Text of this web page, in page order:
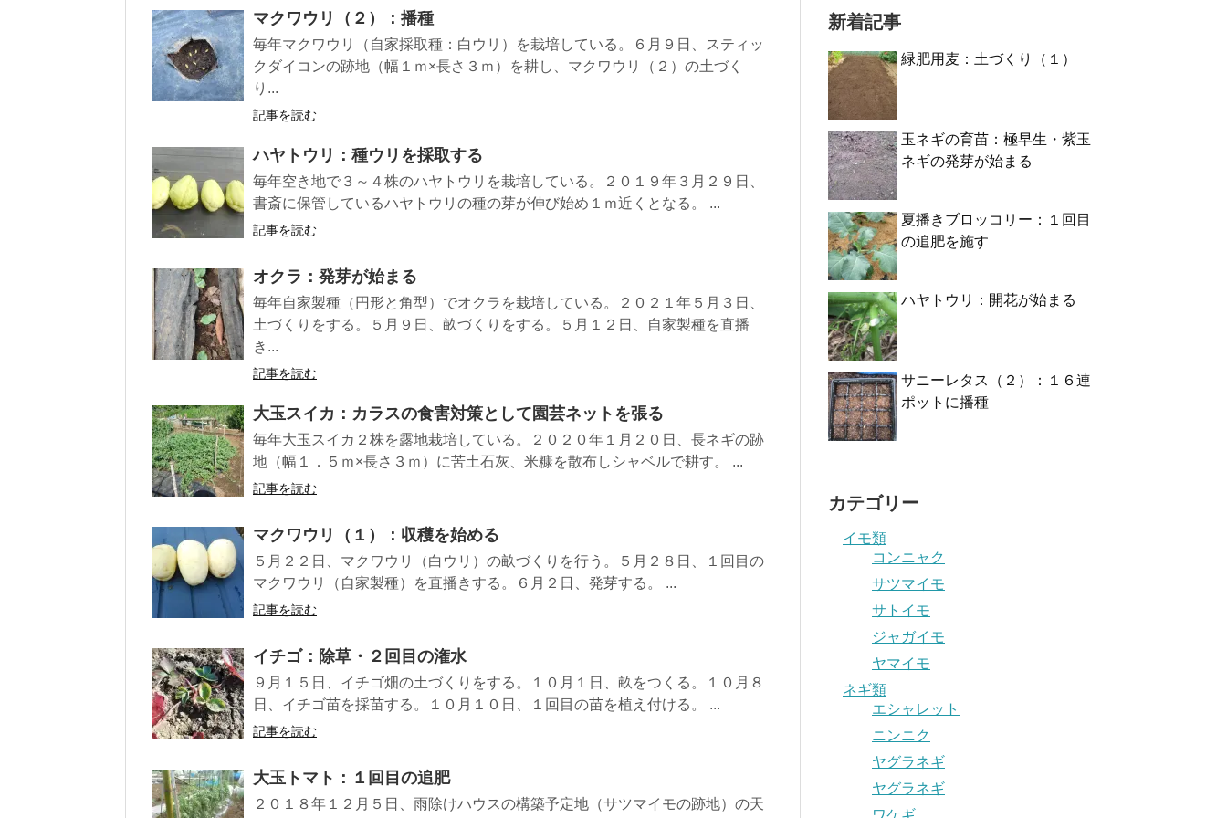
マクワウリ（２）：播種
毎年マクワウリ（自家採取種：白ウリ）を栽培している。６月９日、スティッ
クダイコンの跡地（幅１ｍ×長さ３ｍ）を耕し、マクワウリ（２）の土づく
り...
記事を読む
ハヤトウリ：種ウリを採取する
毎年空き地で３～４株のハヤトウリを栽培している。２０１９年３月２９日、
書斎に保管しているハヤトウリの種の芽が伸び始め１ｍ近くとなる。 ...
記事を読む
オクラ：発芽が始まる
毎年自家製種（円形と角型）でオクラを栽培している。２０２１年５月３日、
土づくりをする。５月９日、畝づくりをする。５月１２日、自家製種を直播
き...
記事を読む
大玉スイカ：カラスの食害対策として園芸ネットを張る
毎年大玉スイカ２株を露地栽培している。２０２０年１月２０日、長ネギの跡
地（幅１．５ｍ×長さ３ｍ）に苦土石灰、米糠を散布しシャベルで耕す。 ...
記事を読む
マクワウリ（１）：収穫を始める
５月２２日、マクワウリ（白ウリ）の畝づくりを行う。５月２８日、１回目の
マクワウリ（自家製種）を直播きする。６月２日、発芽する。 ...
記事を読む
イチゴ：除草・２回目の潅水
９月１５日、イチゴ畑の土づくりをする。１０月１日、畝をつくる。１０月８
日、イチゴ苗を採苗する。１０月１０日、１回目の苗を植え付ける。 ...
記事を読む
大玉トマト：１回目の追肥
２０１８年１２月５日、雨除けハウスの構築予定地（サツマイモの跡地）の天
新着記事
緑肥用麦：土づくり（１）
玉ネギの育苗：極早生・紫玉
ネギの発芽が始まる
夏播きブロッコリー：１回目
の追肥を施す
ハヤトウリ：開花が始まる
サニーレタス（２）：１６連
ポットに播種
カテゴリー
イモ類
コンニャク
サツマイモ
サトイモ
ジャガイモ
ヤマイモ
ネギ類
エシャレット
ニンニク
ヤグラネギ
ヤグラネギ
ワケギ